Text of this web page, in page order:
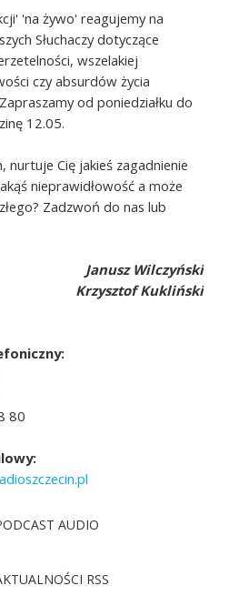
'na żywo' reagujemy na
Słuchaczy dotyczące
wszelakiej
czy absurdów życia
od poniedziałku do
12.05.
nurtuje Cię jakieś zagadnienie
nieprawidłowość a może
Zadzwoń do nas lub
Janusz Wilczyński
Krzysztof Kukliński
80
AUDIO
RSS